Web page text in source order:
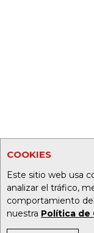
COOKIES
Este sitio web usa
analizar el tráfico,
comportamiento
nuestra Política de